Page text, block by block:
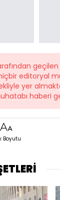
editoryal
yer
haberi
Boyutu